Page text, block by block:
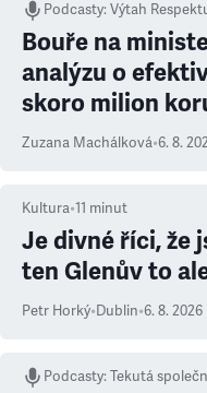
Podcasty:Výtah
Bouře na
analýzu o
skoro milion
Zuzana Machálková•6. 8.
Kultura•11 minut
Je divné říci, že
ten Glenův to
Petr Horký•Dublin•6. 8. 2026
Podcasty:Tekutá